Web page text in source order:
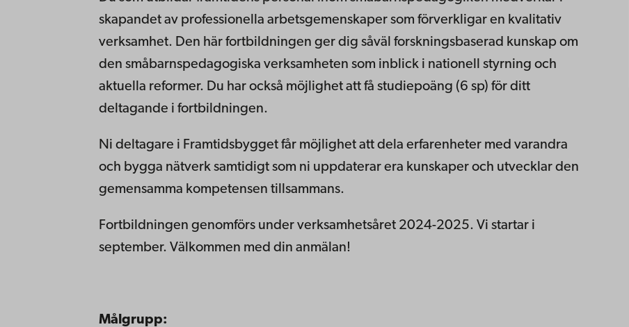
skapandet av professionella arbetsgemenskaper som förverkligar en kvalitativ
verksamhet. Den här fortbildningen ger dig såväl forskningsbaserad kunskap om
den småbarnspedagogiska verksamheten som inblick i nationell styrning och
aktuella reformer. Du har också möjlighet att få studiepoäng (6 sp) för ditt
deltagande i fortbildningen.
Ni deltagare i Framtidsbygget får möjlighet att dela erfarenheter med varandra
och bygga nätverk samtidigt som ni uppdaterar era kunskaper och utvecklar den
gemensamma kompetensen tillsammans.
Fortbildningen genomförs under verksamhetsåret 2024-2025. Vi startar i
september. Välkommen med din anmälan!
Målgrupp: